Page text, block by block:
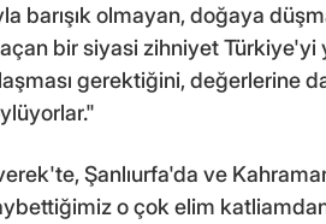
barışık olmayan, doğaya
bir siyasi zihniyet Türkiye'yi
gerektiğini, değerlerine
Şanlıurfa'da ve
o çok elim